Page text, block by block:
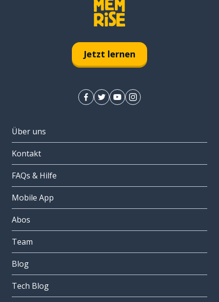
Jetzt lernen
Über uns
Kontakt
FAQs & Hilfe
Mobile App
Abos
Team
Blog
Tech Blog